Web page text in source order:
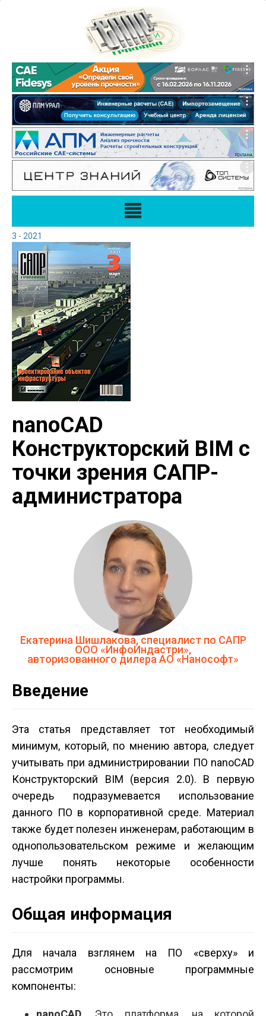
3 - 2021
nanoCAD
Конструкторский BIM с
точки зрения САПР-
администратора
Екатерина Шишлакова, специалист по САПР
ООО «ИнфоИндастри»,
авторизованного дилера АО «Нанософт»
Введение
Эта статья представляет тот необходимый
минимум, который, по мнению автора, следует
учитывать при администрировании ПО nanoCAD
Конструкторский BIM (версия 2.0). В первую
очередь подразумевается использование
данного ПО в корпоративной среде. Материал
также будет полезен инженерам, работающим в
однопользовательском режиме и желающим
лучше понять некоторые особенности
настройки программы.
Общая информация
Для начала взглянем на ПО «сверху» и
рассмотрим основные программные
компоненты: